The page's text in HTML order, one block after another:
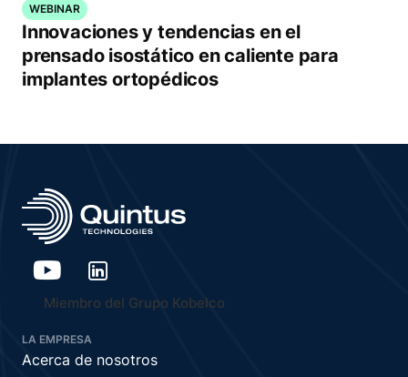
WEBINAR
Innovaciones y tendencias en el
prensado isostático en caliente para
implantes ortopédicos
Miembro del Grupo Kobelco
LA EMPRESA
Acerca de nosotros